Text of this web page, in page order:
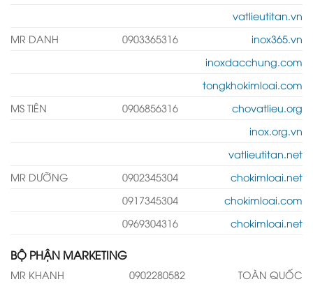
vatlieutitan.vn
MR DANH
0903365316
inox365.vn
inoxdacchung.com
tongkhokimloai.com
MS TIÊN
0906856316
chovatlieu.org
inox.org.vn
vatlieutitan.net
MR DƯỠNG
0902345304
chokimloai.net
0917345304
chokimloai.com
0969304316
chokimloai.net
BỘ PHẬN MARKETING
MR KHANH 0902280582
TOÀN QUỐC